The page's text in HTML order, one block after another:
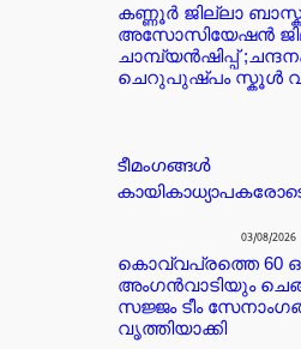
കണ്ണൂർ ജില്ലാ
അസോസിയേഷൻ
ചാമ്പ്യൻഷിപ്പ്
ചെറുപുഷ്പം സ്കൂൾ
ടീമംഗങ്ങൾ
03/08/2026
കൊവ്വപ്രത്തെ 60
അംഗൻവാടിയും
സജ്ജം ടീം
വൃത്തിയാക്കി